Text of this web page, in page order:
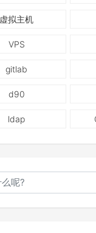
虚拟主机
VPS
gitlab
d90
ldap